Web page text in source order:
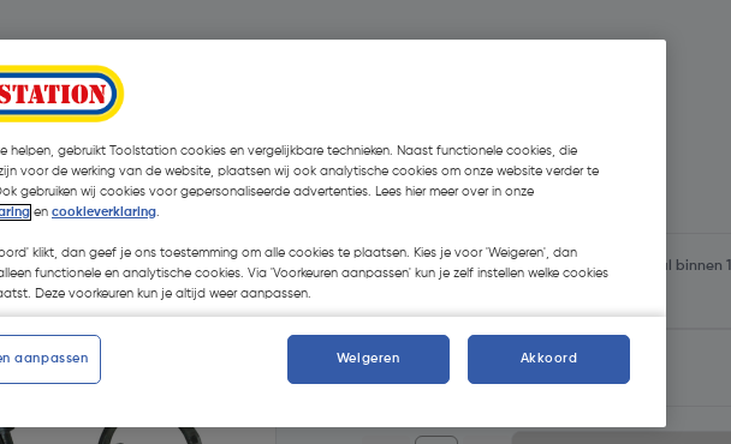
| Stuk
€ 4,26| Excl. btw € 3,52
Selecteer winkel - Bekijk voorraadniveaus en haal binnen
Geen voorraad beschikbaar
helpen, gebruikt Toolstation cookies en vergelijkbare technieken. Naast functionele cookies, die
voor de werking van de website, plaatsen wij ook analytische cookies om onze website verder te
gebruiken wij cookies voor gepersonaliseerde advertenties. Lees hier meer over in onze
en cookieverklaring.
klikt, dan geef je ons toestemming om alle cookies te plaatsen. Kies je voor 'Weigeren', dan
functionele en analytische cookies. Via 'Voorkeuren aanpassen' kun je zelf instellen welke cookies
Deze voorkeuren kun je altijd weer aanpassen.
aanpassen Weigeren Akkoord